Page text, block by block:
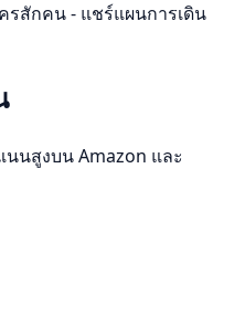
รสักคน - แชร์แผนการเดิน
นสูงบน Amazon และ